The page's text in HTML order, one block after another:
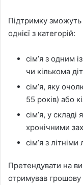
Підтримку
однієї з категорій:
сімʼя з одним
чи кількома
сімʼя, яку
55 років) або
сімʼя, у складі
хронічними
сімʼя з
Претендувати на
отримував